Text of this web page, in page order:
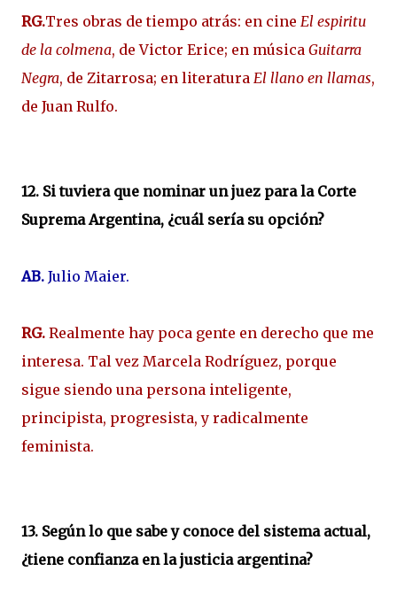
RG.Tres obras de tiempo atrás: en cine El espiritu
de la colmena, de Victor Erice; en música Guitarra
Negra, de Zitarrosa; en literatura El llano en llamas,
de Juan Rulfo.
12. Si tuviera que nominar un juez para la Corte
Suprema Argentina, ¿cuál sería su opción?
AB. Julio Maier.
RG. Realmente hay poca gente en derecho que me
interesa. Tal vez Marcela Rodríguez, porque
sigue siendo una persona inteligente,
principista, progresista, y radicalmente
feminista.
13. Según lo que sabe y conoce del sistema actual,
¿tiene confianza en la justicia argentina?